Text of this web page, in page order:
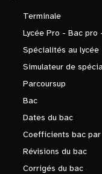
Terminale
Lycée Pro - Bac pro
Spécialités au lycée
Simulateur de
Parcoursup
Bac
Dates du bac
Coefficients bac
Révisions du bac
Corrigés du bac